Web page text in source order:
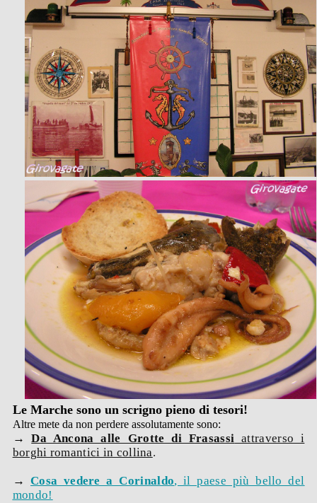
Le Marche sono un scrigno pieno di tesori!
Altre mete da non perdere assolutamente sono:
→Da Ancona alle Grotte di Frasassi attraverso i
borghi romantici in collina.
→Cosa vedere a Corinaldo, il paese più bello del
mondo!